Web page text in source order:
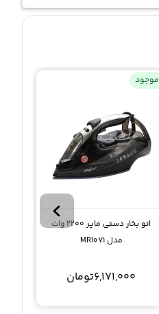
موجود
اتو بخار دستی مایر 2200 وات
مدل MR1071
6,171,000تومان